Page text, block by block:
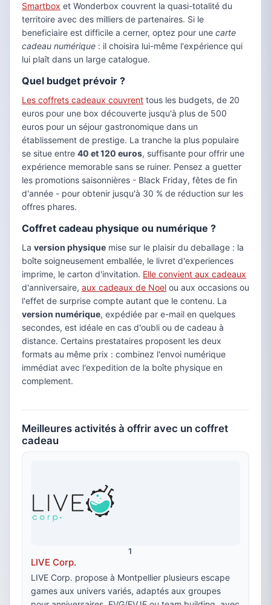
Smartbox et Wonderbox couvrent la quasi-totalité du
territoire avec des milliers de partenaires. Si le
beneficiaire est difficile a cerner, optez pour une carte
cadeau numérique : il choisira lui-même l'expérience qui
lui plaît dans un large catalogue.
Quel budget prévoir ?
Les coffrets cadeaux couvrent tous les budgets, de 20
euros pour une box découverte jusqu'à plus de 500
euros pour un séjour gastronomique dans un
établissement de prestige. La tranche la plus populaire
se situe entre 40 et 120 euros, suffisante pour offrir une
expérience memorable sans se ruiner. Pensez a guetter
les promotions saisonnières - Black Friday, fêtes de fin
d'année - pour obtenir jusqu'à 30 % de réduction sur les
offres phares.
Coffret cadeau physique ou numérique ?
La version physique mise sur le plaisir du deballage : la
boîte soigneusement emballée, le livret d'experiences
imprime, le carton d'invitation. Elle convient aux cadeaux
d'anniversaire, aux cadeaux de Noel ou aux occasions ou
l'effet de surprise compte autant que le contenu. La
version numérique, expédiée par e-mail en quelques
secondes, est idéale en cas d'oubli ou de cadeau à
distance. Certains prestataires proposent les deux
formats au même prix : combinez l'envoi numérique
immédiat avec l'expedition de la boîte physique en
complement.
Meilleures activités à offrir avec un coffret
cadeau
1
LIVE Corp.
LIVE Corp. propose à Montpellier plusieurs escape
games aux univers variés, adaptés aux groupes